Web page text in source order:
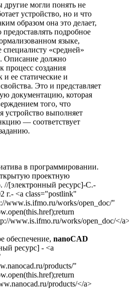
другие могли понять не
устройство, но и что
образом она это делает,
подробное
языке,
«средней»
Описание должно
процесс создания
и ее статические и
Это и представляет
документацию, которая
того, что
устройство выполняет
— соответствует
в программировании.
проектную
//[электронный ресурс]-С.-
г.- <a class="postlink"
www.is.ifmo.ru/works/open_doc/"
www.is.ifmo.ru/works/open_doc/</
обеспечение, nanoCAD
ресурс] - <a
products/"
products/</a>